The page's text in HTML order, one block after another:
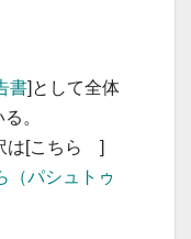
書]として全体
。
は[こちら ]
（パシュトゥ